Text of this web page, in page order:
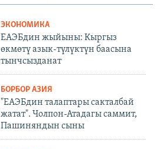
ЭКОНОМИКА
ЕАЭБдин жыйыны: Кыргыз
өкмөтү азык-түлүктүн баасына
тынчсызданат
БОРБОР АЗИЯ
"ЕАЭБдин талаптары сакталбай
жатат". Чолпон-Атадагы саммит,
Пашиняндын сыны